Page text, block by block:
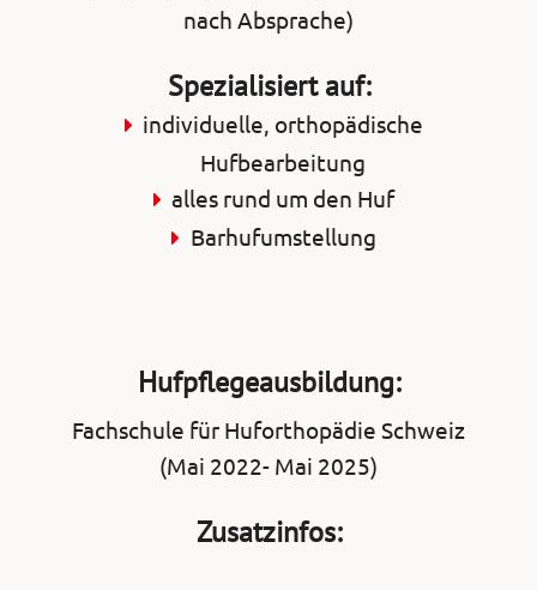
nach Absprache)
Spezialisiert auf:
individuelle, orthopädische
Hufbearbeitung
alles rund um den Huf
Barhufumstellung
Hufpflegeausbildung:
Fachschule für Huforthopädie Schweiz
(Mai 2022- Mai 2025)
Zusatzinfos: